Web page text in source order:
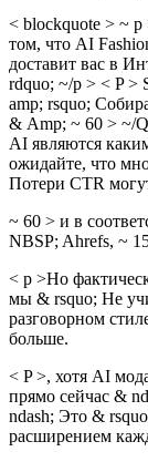
< blockquote > ~
том, что AI
доставит вас в
rdquo; ~/p > < P >
amp; rsquo;
& Amp; ~ 60 > ~/
AI являются
ожидайте, что
Потери CTR
~ 60 > и в
NBSP; Ahrefs, ~
< p >Но
мы & rsquo; Не
разговорном
больше.
< P >, хотя AI
прямо сейчас &
ndash; Это &
расширением